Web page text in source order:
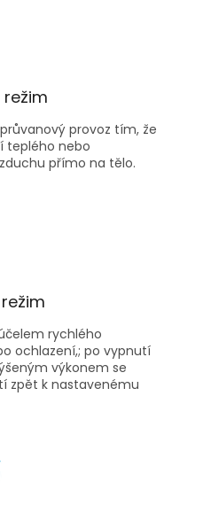
provoz tím, že
teplého nebo
přímo na tělo.
rychlého
ochlazení,; po vypnutí
výkonem se
zpět k nastavenému